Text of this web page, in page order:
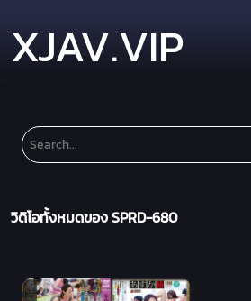
XJAV.VIP
วิดิโอทั้งหมดของ SPRD-680